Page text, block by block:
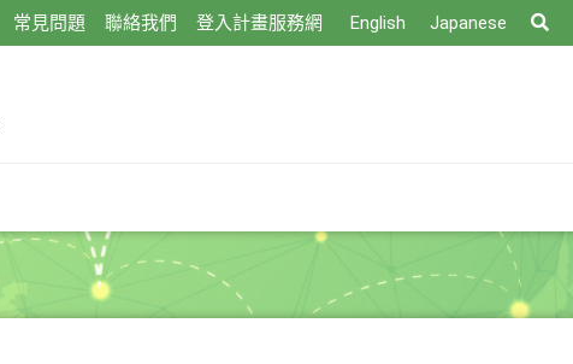
常見問題 聯絡我們 登入計畫服務網 English Japanese
尋